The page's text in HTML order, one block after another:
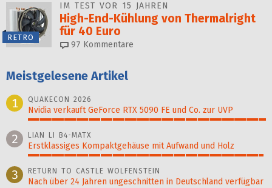
RETRO
IM TEST VOR 15 JAHREN
High-End-Kühlung von Thermalright
für 40 Euro
97 Kommentare
Meistgelesene Artikel
1
QUAKECON 2026
Nvidia verkauft GeForce RTX 5090 FE und Co. zur UVP
2 LIAN LI B4-MATX
Erstklassiges Kompaktgehäuse mit Aufwand und Holz
3 RETURN TO CASTLE WOLFENSTEIN
Nach über 24 Jahren ungeschnitten in Deutschland verfügbar